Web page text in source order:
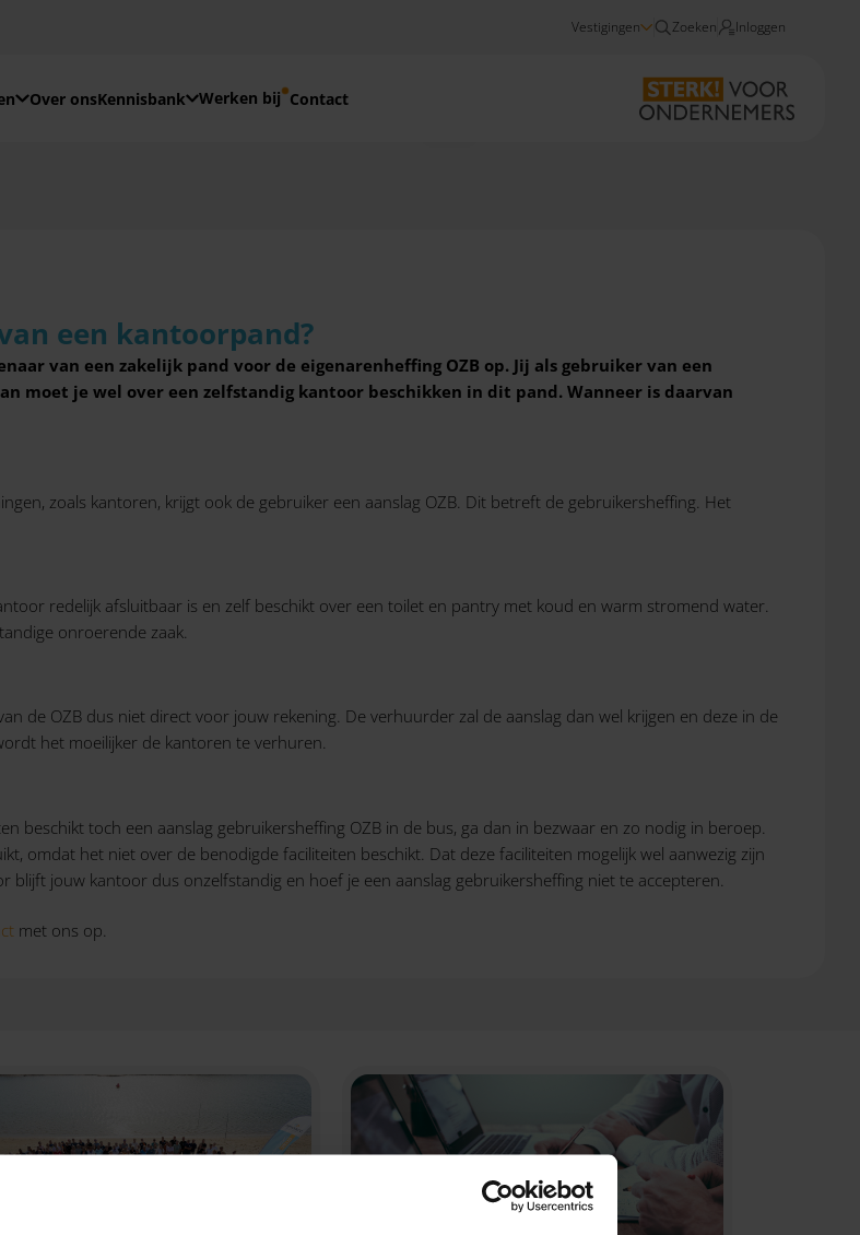
Vestigingen Zoeken Inloggen
Over onsKennisbank Werken bij Contact
OZB: hoe zit voor het jou als huurder van een kantoorpand?
een kantoorpand?
van een zakelijk pand voor de eigenarenheffing OZB op. Jij als gebruiker van een
moet je wel over een zelfstandig kantoor beschikken in dit pand. Wanneer is daarvan
zoals kantoren, krijgt ook de gebruiker een aanslag OZB. Dit betreft de gebruikersheffing. Het
redelijk afsluitbaar is en zelf beschikt over een toilet en pantry met koud en warm stromend water.
onroerende zaak.
de OZB dus niet direct voor jouw rekening. De verhuurder zal de aanslag dan wel krijgen en deze in de
het moeilijker de kantoren te verhuren.
beschikt toch een aanslag gebruikersheffing OZB in de bus, ga dan in bezwaar en zo nodig in beroep.
omdat het niet over de benodigde faciliteiten beschikt. Dat deze faciliteiten mogelijk wel aanwezig zijn
jouw kantoor dus onzelfstandig en hoef je een aanslag gebruikersheffing niet te accepteren.
met ons op.